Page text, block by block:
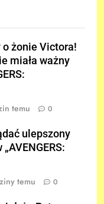
o żonie Victora!
miała ważny
temu 0
ulepszony
temu 0